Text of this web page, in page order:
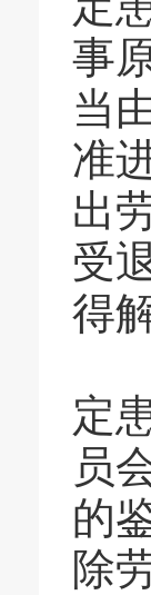
事
当
准
出
受
得
定
员
的
除